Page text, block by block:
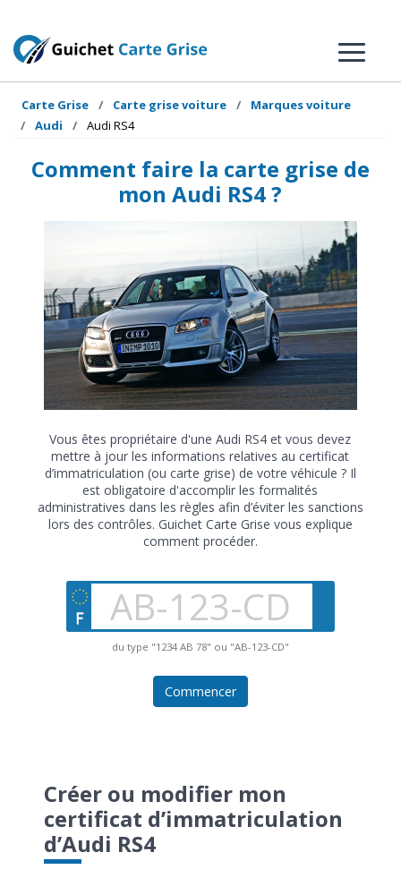
Carte Grise Carte grise voiture
Marques voiture
Audi
Audi RS4
Comment faire la carte grise de
mon Audi RS4 ?
Vous êtes propriétaire d'une Audi RS4 et vous devez
mettre à jour les informations relatives au certificat
d’immatriculation (ou carte grise) de votre véhicule ? Il
est obligatoire d'accomplir les formalités
administratives dans les règles afin d’éviter les sanctions
lors des contrôles. Guichet Carte Grise vous explique
comment procéder.
du type "1234 AB 78" ou "AB-123-CD"
Commencer
Créer ou modifier mon
certificat d’immatriculation
d’Audi RS4